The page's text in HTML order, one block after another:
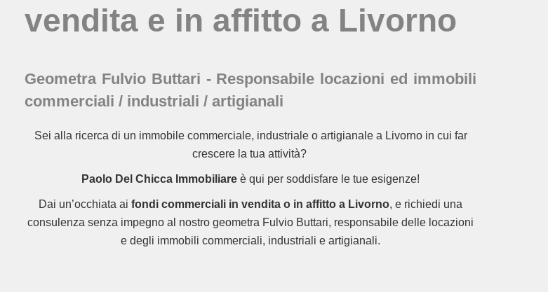
vendita e in affitto a Livorno
Geometra Fulvio Buttari - Responsabile locazioni ed immobili
commerciali / industriali / artigianali
Sei alla ricerca di un immobile commerciale, industriale o artigianale a Livorno in cui far
crescere la tua attività?
Paolo Del Chicca Immobiliare è qui per soddisfare le tue esigenze!
Dai un’occhiata ai fondi commerciali in vendita o in affitto a Livorno, e richiedi una
consulenza senza impegno al nostro geometra Fulvio Buttari, responsabile delle locazioni
e degli immobili commerciali, industriali e artigianali.